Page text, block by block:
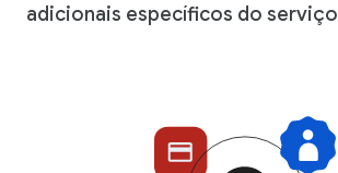
adicionais específicos do serviço